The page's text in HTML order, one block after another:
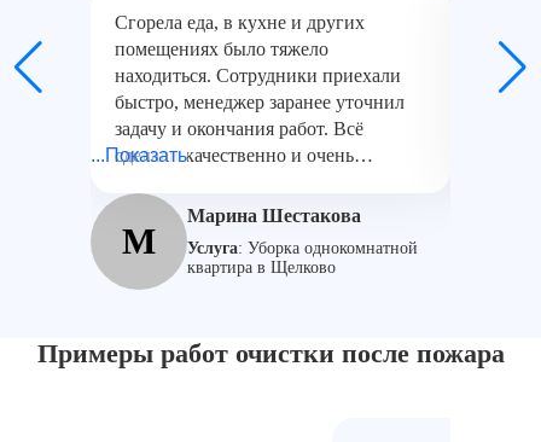
Сгорела еда, в кухне и других
помещениях было тяжело
находиться. Сотрудники приехали
быстро, менеджер заранее уточнил
задачу и окончания работ. Всё
сделали качественно и очень
потолке убрали. Работой довольны,
мкр. Финский.
...Показать
М
Марина Шестакова
Услуга: Уборка однокомнатной
квартира в Щелково
в
Примеры работ очистки после пожара